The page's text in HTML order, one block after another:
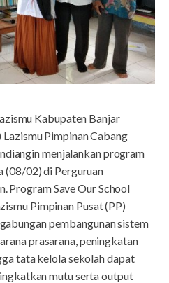
Kabupaten Banjar
Pimpinan Cabang
menjalankan program
(08/02) di Perguruan
Program Save Our School
Pimpinan Pusat (PP)
pembangunan sistem
prasarana, peningkatan
tata kelola sekolah dapat
mutu serta output